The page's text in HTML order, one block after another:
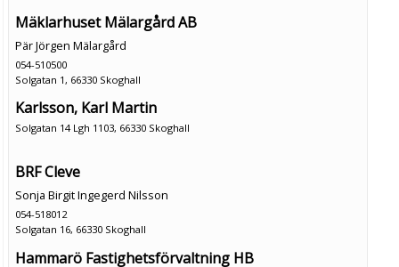
Mäklarhuset Mälargård AB
Pär Jörgen Mälargård
054-510500
Solgatan 1, 66330 Skoghall
Karlsson, Karl Martin
Solgatan 14 Lgh 1103, 66330 Skoghall
BRF Cleve
Sonja Birgit Ingegerd Nilsson
054-518012
Solgatan 16, 66330 Skoghall
Hammarö Fastighetsförvaltning HB